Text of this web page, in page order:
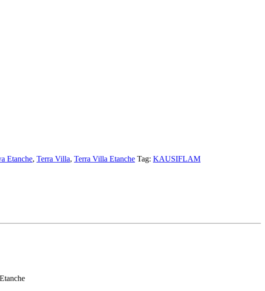
Etanche, Terra Villa, Terra Villa Etanche Tag: KAUSIFLAM